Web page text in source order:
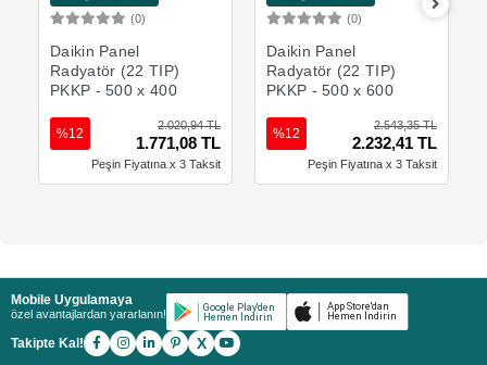
(0)
Daikin Panel
Radyatör (22 TIP)
PKKP - 500 x 400
2.020,94 TL
1.771,08 TL
%12
Peşin Fiyatına x 3 Taksit
(0)
Daikin Panel
Radyatör (22 TIP)
PKKP - 500 x 600
2.543,35 TL
2.232,41 TL
%12
Peşin Fiyatına x 3 Taksit
Mobile Uygulamaya
özel avantajlardan yararlanın!
Takipte Kal! X